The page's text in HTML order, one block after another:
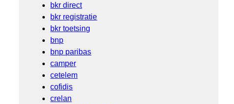
bkr direct
bkr registratie
bkr toetsing
bnp
bnp paribas
camper
cetelem
cofidis
crelan